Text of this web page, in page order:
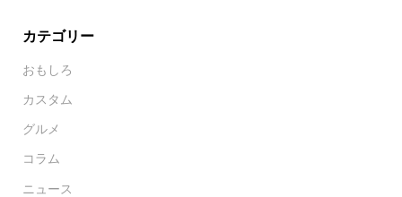
カテゴリー
おもしろ
カスタム
グルメ
コラム
ニュース